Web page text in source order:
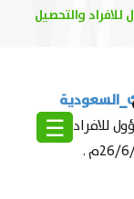
☰
والتحصيل
للافراد